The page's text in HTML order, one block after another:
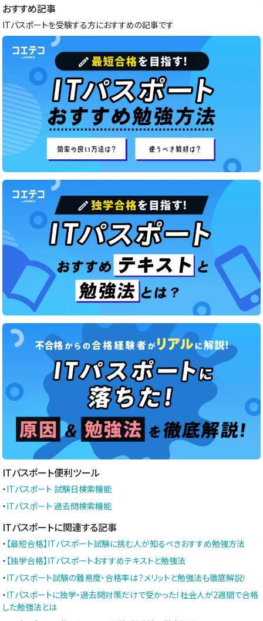
おすすめ記事
ITパスポートを受験する方におすすめの記事です
ITパスポート便利ツール
・ITパスポート 試験日検索機能
・ITパスポート 過去問検索機能
ITパスポートに関連する記事
・ 【最短合格】ITパスポート試験に挑む人が知るべきおすすめ勉強方法
・ 【独学合格】ITパスポートおすすめテキストと勉強法
・ITパスポート試験の難易度・合格率は？メリットと勉強法も徹底解説！
・ITパスポートに独学・過去問対策だけで受かった！社会人が2週間で合格
した勉強法とは